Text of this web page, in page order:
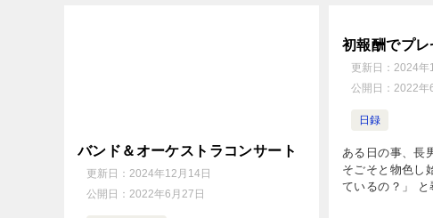
バンド＆オーケストラコンサート
更新日： 2024年12月14日
公開日： 2022年6月27日
初報酬でプ
更新日： 2024年
公開日： 2022年
日録
ある日の事、長
そごそと物色し
ているの？」